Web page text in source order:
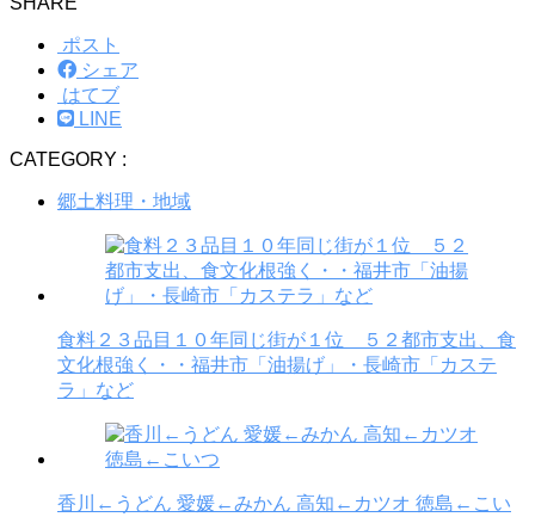
ポスト
シェア
はてブ
LINE
CATEGORY :
郷土料理・地域
食料２３品目１０年同じ街が１位 ５２都市支出、食
文化根強く・・福井市「油揚げ」・長崎市「カステ
ラ」など
香川←うどん 愛媛←みかん 高知←カツオ 徳島←こい